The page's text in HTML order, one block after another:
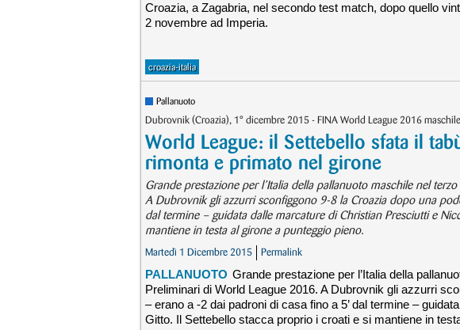
Croazia, a Zagabria, nel secondo test match, dopo quello
2 novembre ad Imperia.
croazia-italia
Pallanuoto
Dubrovnik (Croazia), 1° dicembre 2015 - FINA World League 2016
World League: il Settebello sfata il
rimonta e primato nel girone
Grande prestazione per l’Italia della pallanuoto maschile nel
A Dubrovnik gli azzurri sconfiggono 9-8 la Croazia dopo una
dal termine – guidata dalle marcature di Christian Presciutti e
mantiene in testa al girone a punteggio pieno.
Martedì 1 Dicembre 2015 Permalink
PALLANUOTO Grande prestazione per l’Italia della
Preliminari di World League 2016. A Dubrovnik gli azzurri
– erano a -2 dai padroni di casa fino a 5’ dal termine –
Gitto. Il Settebello stacca proprio i croati e si mantiene in